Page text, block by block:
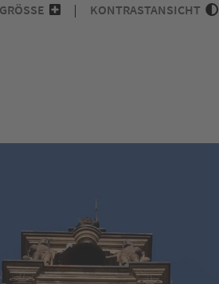
KONTRASTANSICHT